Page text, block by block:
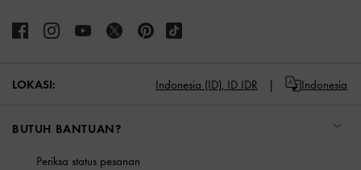
LOKASI: Indonesia (ID), ID IDR Indonesia
BUTUH BANTUAN?
Periksa status pesanan